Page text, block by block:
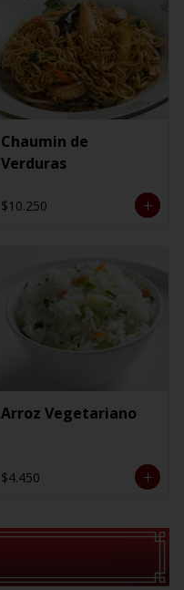
Chaumin de
Verduras
$10.250
Arroz Vegetariano
$4.450